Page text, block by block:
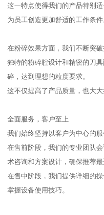
这一特点使得我们的产品特别
为员工创造更加舒适的工作条件
在粉碎效果方面，我们不断突破
独特的粉碎腔设计和精密的刀
碎，达到理想的粒度要求。
这不仅提高了产品质量，也大大
全面服务，客户至上
我们始终坚持以客户为中心的
在售前阶段，我们的专业团队
术咨询和方案设计，确保推荐最
在售中阶段，我们提供详细的
掌握设备使用技巧。